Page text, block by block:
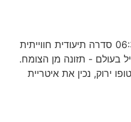
אוכל מהצומח - 5. סין 06:00 - 06:33 סדרה תיעודית חווייתית
בעולם - תזונה מן הצומח.
ירוק, נכין את איטריית